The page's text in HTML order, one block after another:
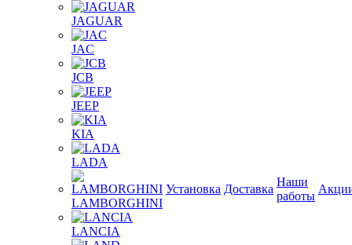
JAGUAR
JAС
JCB
JEEP
KIA
LADA
LAMBORGHINI
LANCIA
Установка Доставка
Наши
работы